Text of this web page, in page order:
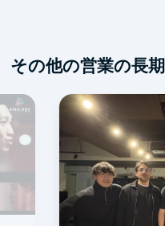
その他の営業の長